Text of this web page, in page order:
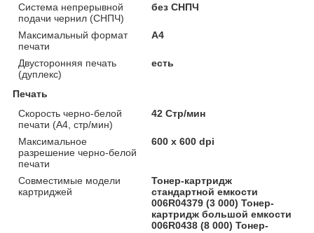
Система непрерывной
подачи чернил (СНПЧ)
без СНПЧ
Максимальный формат
печати
А4
Двусторонняя печать
(дуплекс)
есть
Печать
Скорость черно-белой
печати (A4, стр/мин)
42 Стр/мин
Максимальное
разрешение черно-белой
печати
600 x 600 dpi
Совместимые модели
картриджей
Тонер-картридж
стандартной емкости
006R04379 (3 000) Тонер-
картридж большой емкости
006R0438 (8 000) Тонер-